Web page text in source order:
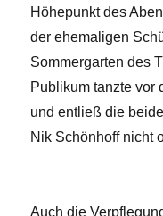
Höhepunkt des
der ehemaligen
Sommergarten des
Publikum tanzte vor
und entließ die
Nik Schönhoff nicht
Auch die